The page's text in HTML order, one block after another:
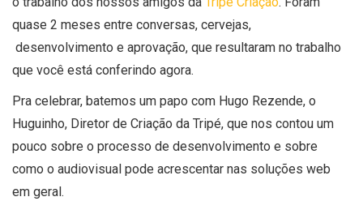
quase 2 meses entre conversas, cervejas,
desenvolvimento e aprovação, que resultaram no trabalho
que você está conferindo agora.
Pra celebrar, batemos um papo com Hugo Rezende, o
Huguinho, Diretor de Criação da Tripé, que nos contou um
pouco sobre o processo de desenvolvimento e sobre
como o audiovisual pode acrescentar nas soluções web
em geral.